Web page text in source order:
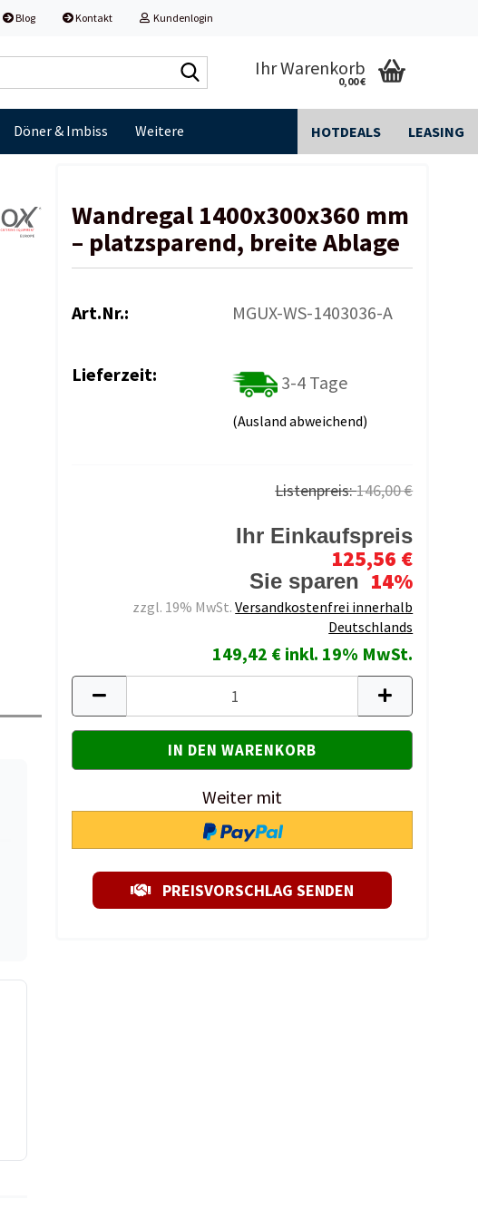
Blog Kontakt Kundenlogin
durchsuchen...
Ihr Warenkorb
0,00 €
Döner & Imbiss HOTDEALS LEASING
Weitere
Wandregal 1400x300x360 mm
– platzsparend, breite Ablage
Art.Nr.: MGUX-WS-1403036-A
Lieferzeit: 3-4 Tage
(Ausland abweichend)
Listenpreis:146,00 €
Ihr Einkaufspreis
125,56 €
Sie sparen 14%
zzgl. 19% MwSt.Versandkostenfrei innerhalb
Deutschlands
149,42 € inkl. 19% MwSt.
Weiter mit
PREISVORSCHLAG SENDEN